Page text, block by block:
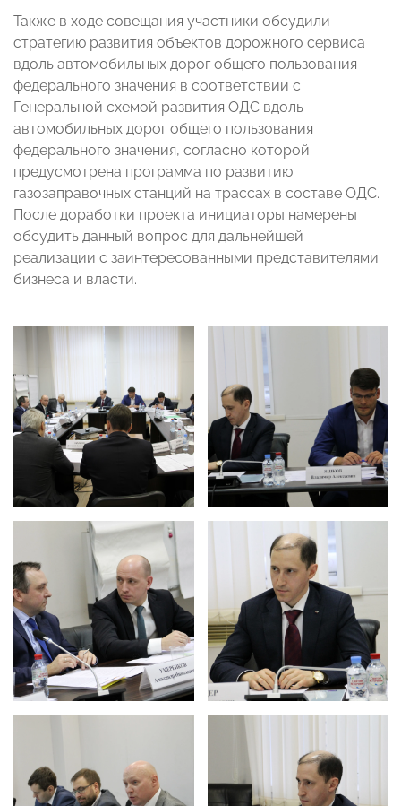
Также в ходе совещания участники обсудили
стратегию развития объектов дорожного сервиса
вдоль автомобильных дорог общего пользования
федерального значения в соответствии с
Генеральной схемой развития ОДС вдоль
автомобильных дорог общего пользования
федерального значения, согласно которой
предусмотрена программа по развитию
газозаправочных станций на трассах в составе ОДС.
После доработки проекта инициаторы намерены
обсудить данный вопрос для дальнейшей
реализации с заинтересованными представителями
бизнеса и власти.